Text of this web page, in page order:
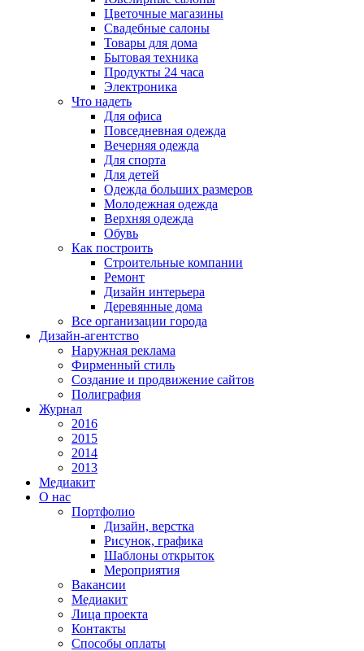
Цветочные магазины
Свадебные салоны
Товары для дома
Бытовая техника
Продукты 24 часа
Электроника
Что надеть
Для офиса
Повседневная одежда
Вечерняя одежда
Для спорта
Для детей
Одежда больших размеров
Молодежная одежда
Верхняя одежда
Обувь
Как построить
Строительные компании
Ремонт
Дизайн интерьера
Деревянные дома
Все организации города
Дизайн-агентство
Наружная реклама
Фирменный стиль
Создание и продвижение сайтов
Полиграфия
Журнал
2016
2015
2014
2013
Медиакит
О нас
Портфолио
Дизайн, верстка
Рисунок, графика
Шаблоны открыток
Мероприятия
Вакансии
Медиакит
Лица проекта
Контакты
Способы оплаты